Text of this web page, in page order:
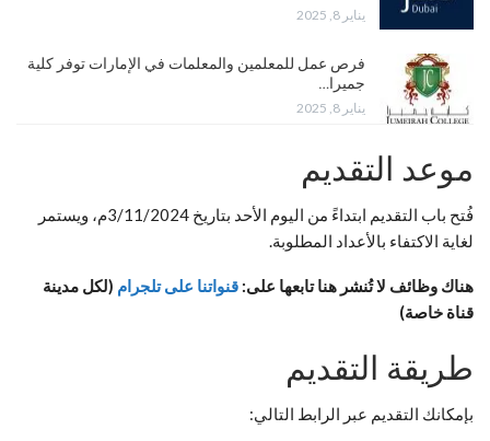
يناير 8, 2025
فرص عمل للمعلمين والمعلمات في الإمارات توفر كلية
جميرا…
يناير 8, 2025
موعد التقديم
فُتح باب التقديم ابتداءً من اليوم الأحد بتاريخ 3/11/2024م، ويستمر
لغاية الاكتفاء بالأعداد المطلوبة.
هناك وظائف لا تُنشر هنا تابعها على: قنواتنا على تلجرام (لكل مدينة
قناة خاصة)
طريقة التقديم
بإمكانك التقديم عبر الرابط التالي: